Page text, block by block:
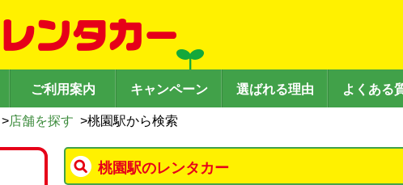
ご利用案内 キャンペーン 選ばれる理由 よくある
>店舗を探す >桃園駅から検索
桃園駅のレンタカー